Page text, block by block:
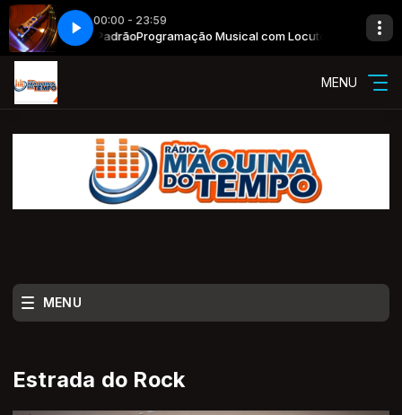
00:00 - 23:59
com Locutor PadrãoProgramação Musical com Locutor Padrão
here Now Playing info goes here
MENU
MENU
Estrada do Rock